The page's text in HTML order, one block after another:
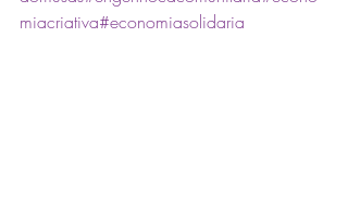
miacriativa#economiasolidaria